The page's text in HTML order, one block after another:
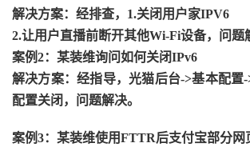
解决方案：经排查，1.关闭用户家IPV6
2.让用户直播前断开其他Wi-Fi设备，问题
案例2：某装维询问如何关闭IPv6
解决方案：经指导，光猫后台->基本配置
配置关闭，问题解决。
案例3：某装维使用FTTR后支付宝部分网